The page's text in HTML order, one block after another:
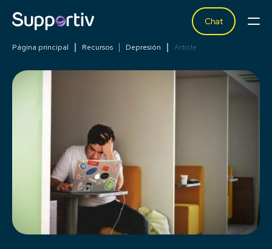
Chat
Página principal Recursos Depresión Article